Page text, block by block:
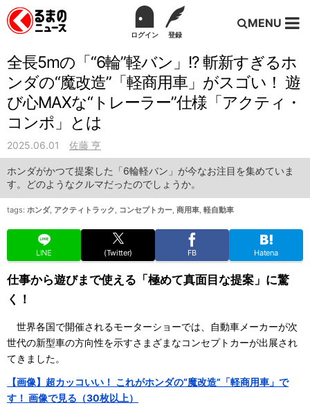
ログイン 登録
MENU
全長5mの「“6輪”軽バン」!? 斬新すぎるホ
ンダの“魔改造”「軽商用車」がスゴい！ 遊
び心MAXな“トレーラー”仕様「アクティ・
コンポ」とは
2025.06.01 佐藤 亨
ホンダがかつて提案した「6輪軽バン」が今なお注目を集めていま
す。どのようなクルマだったのでしょうか。
tags: ホンダ, アクティトラック, コンセプトカー, 商用車, 軽自動車
LINE (Twitter) FB Hatena
仕事から遊びまで使える「極めて真面目な提案」に驚
く！
世界各国で開催されるモーターショーでは、自動車メーカーが次
世代の新型車の方向性を示すさまざまなコンセプトカーが出展され
てきました。
【画像】超カッコいい！ これがホンダの“魔改造”「軽商用車」で
す！ 画像で見る（30枚以上）